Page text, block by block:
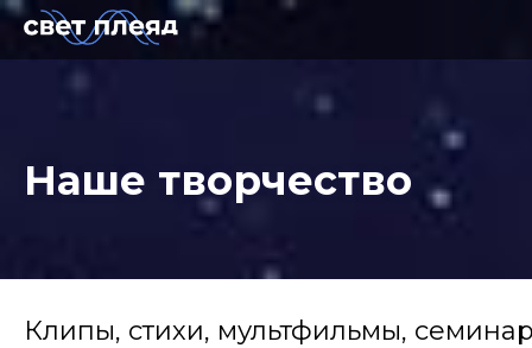
Наше творчество
Клипы, стихи, мультфильмы,